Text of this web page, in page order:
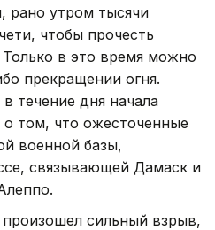
рано утром тысячи
чтобы прочесть
в это время можно
прекращении огня.
течение дня начала
том, что ожесточенные
военной базы,
связывающей Дамаск и
сильный взрыв,